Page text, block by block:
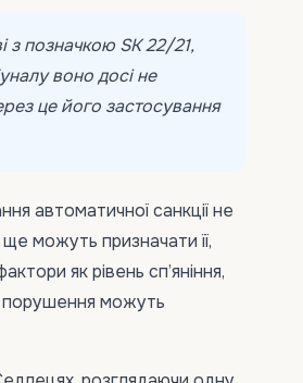
з позначкою SK 22/21,
воно досі не
це його застосування
автоматичної санкції не
можуть призначати її,
як рівень сп’яніння,
порушення можуть